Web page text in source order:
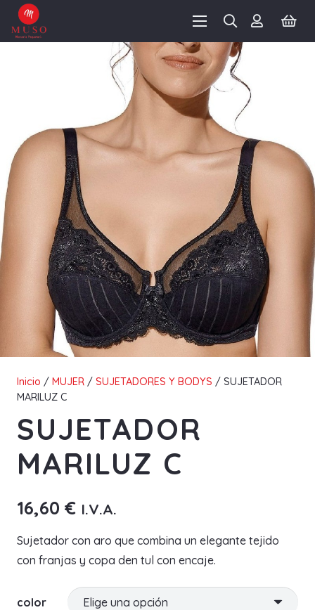
Inicio / MUJER / SUJETADORES Y BODYS / SUJETADOR
MARILUZ C
SUJETADOR
MARILUZ C
16,60 € I.V.A.
Sujetador con aro que combina un elegante tejido
con franjas y copa den tul con encaje.
color